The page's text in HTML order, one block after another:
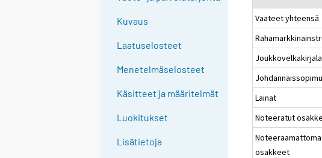
Kuvaus
Laatuselosteet
Menetelmäselosteet
Käsitteet ja määritelmät
Luokitukset
Lisätietoja
Vaateet yhteensä
Lainat
Noteeratut
osakkeet